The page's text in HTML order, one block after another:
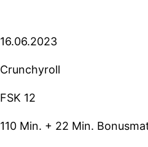
16.06.2023
Crunchyroll
FSK 12
110 Min. + 22 Min.